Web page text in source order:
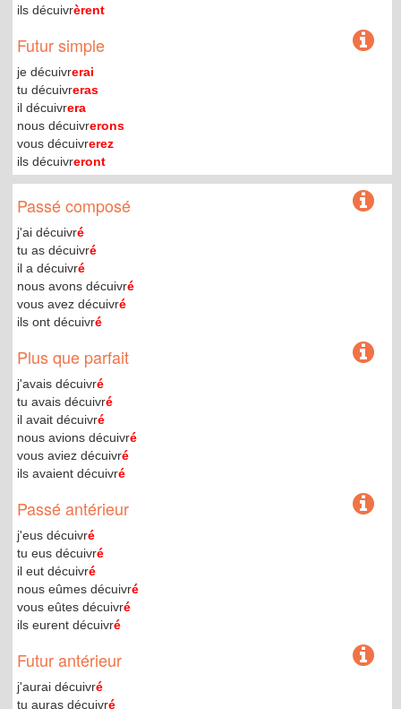
ils décuivrèrent
Futur simple
je décuivrerai
tu décuivreras
il décuivrera
nous décuivrerons
vous décuivrerez
ils décuivreront
Passé composé
j'ai décuivré
tu as décuivré
il a décuivré
nous avons décuivré
vous avez décuivré
ils ont décuivré
Plus que parfait
j'avais décuivré
tu avais décuivré
il avait décuivré
nous avions décuivré
vous aviez décuivré
ils avaient décuivré
Passé antérieur
j'eus décuivré
tu eus décuivré
il eut décuivré
nous eûmes décuivré
vous eûtes décuivré
ils eurent décuivré
Futur antérieur
j'aurai décuivré
tu auras décuivré